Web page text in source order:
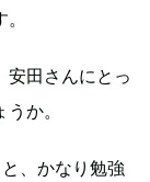
田さんにとっ
か。
、かなり勉強